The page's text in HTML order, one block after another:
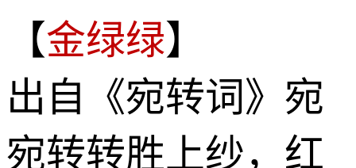
【金绿绿】
出自《宛转词》宛
宛转转胜上纱，红